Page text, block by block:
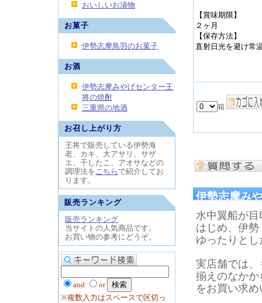
おいしいお漬物
お菓子
伊勢志摩鳥羽のお菓子
お酒
伊勢志摩みやげセンター王
将の焼酎
三重県の地酒
お召し上がり方
王将で販売している伊勢海
老、カキ、大アサリ、サザ
エ、干したこ、アオサなどの
調理法をこちら で紹介してお
ります。
販売ランキング
販売ランキング
当サイトの人気商品です。
お買い物の参考にどうぞ。
and
or
※複数入力はスペースで区切っ
【賞味期限】
２ヶ月
【保存方法】
直射日光を避け常
伊勢志摩み
水中翼船が
はじめ、伊
ゆったりと
実店舗では
揃えのなか
をお買い求